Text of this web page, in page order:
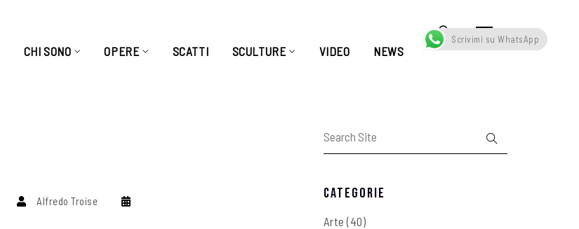
CHI SONO OPERE SCATTI SCULTURE VIDEO NEWS
Alfredo Troise Categorie
Arte (40)
Scrivimi su WhatsApp